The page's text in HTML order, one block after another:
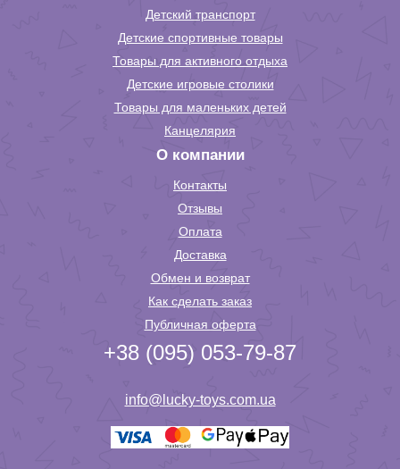
Детский транспорт
Детские спортивные товары
Товары для активного отдыха
Детские игровые столики
Товары для маленьких детей
Канцелярия
О компании
Контакты
Отзывы
Оплата
Доставка
Обмен и возврат
Как сделать заказ
Публичная оферта
+38 (095) 053-79-87
info@lucky-toys.com.ua